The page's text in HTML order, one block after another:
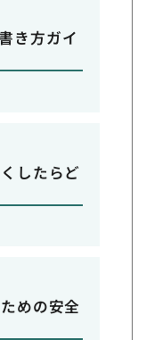
き方ガイ
したらど
めの安全